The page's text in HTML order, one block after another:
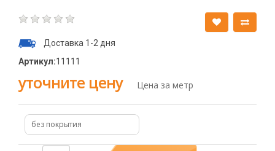
Доставка 1-2 дня
Артикул:11111
уточните цену Цена за метр
без покрытия